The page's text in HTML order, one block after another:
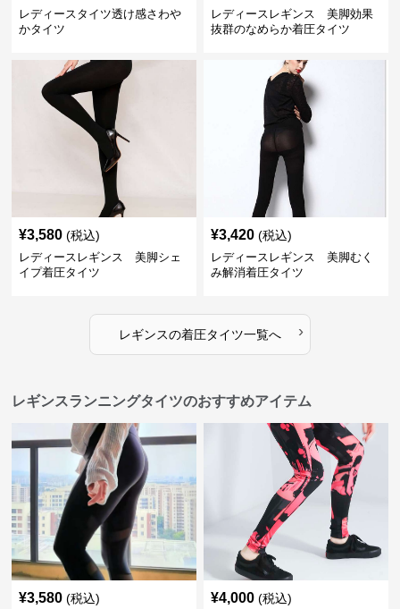
レディースタイツ透け感さわや
かタイツ
レディースレギンス 美脚効果
抜群のなめらか着圧タイツ
¥3,580 (税込)
レディースレギンス 美脚シェ
イプ着圧タイツ
¥3,420 (税込)
レディースレギンス 美脚むく
み解消着圧タイツ
レギンスの着圧タイツ一覧へ ›
レギンスランニングタイツのおすすめアイテム
¥3,580 (税込) ¥4,000 (税込)